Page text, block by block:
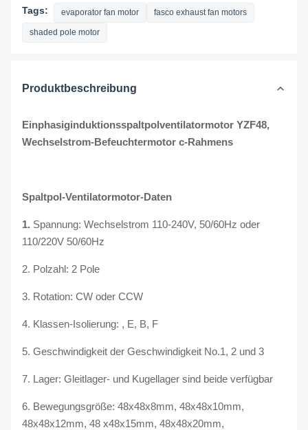
Tags: evaporator fan motor fasco exhaust fan motors
shaded pole motor
Produktbeschreibung
Einphasiginduktionsspaltpolventilatormotor YZF48,
Wechselstrom-Befeuchtermotor c-Rahmens
Spaltpol-Ventilatormotor-Daten
1. Spannung: Wechselstrom 110-240V, 50/60Hz oder
110/220V 50/60Hz
2. Polzahl: 2 Pole
3. Rotation: CW oder CCW
4. Klassen-Isolierung: , E, B, F
5. Geschwindigkeit der Geschwindigkeit No.1, 2 und 3
7. Lager: Gleitlager- und Kugellager sind beide verfügbar
6. Bewegungsgröße: 48x48x8mm, 48x48x10mm,
48x48x12mm, 48 x48x15mm, 48x48x20mm,